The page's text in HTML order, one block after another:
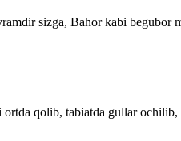
sizga, Bahor kabi begubor
qolib, tabiatda gullar ochilib,